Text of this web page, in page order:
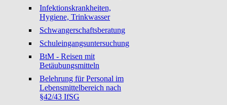
Infektionskrankheiten,
Hygiene, Trinkwasser
Schwangerschaftsberatung
Schuleingangsuntersuchung
BtM - Reisen mit
Betäubungsmitteln
Belehrung für Personal im
Lebensmittelbereich nach
§42/43 IfSG